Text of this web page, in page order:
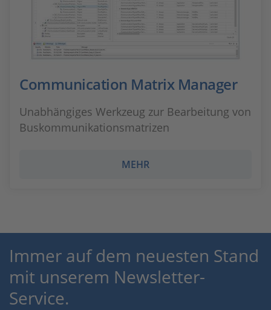
Communication Matrix Manager
Unabhängiges Werkzeug zur Bearbeitung von
Buskommunikationsmatrizen
MEHR
Immer auf dem neuesten Stand
mit unserem Newsletter-
Service.